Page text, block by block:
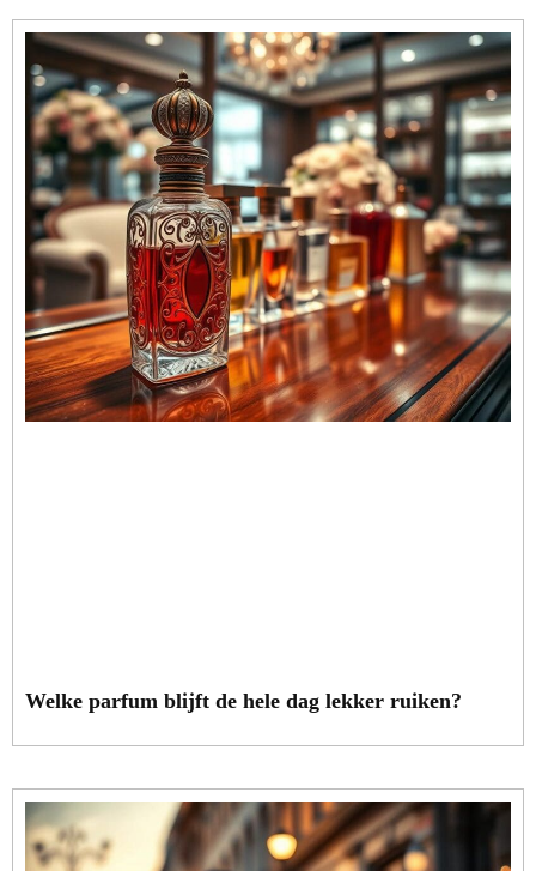
Welke parfum blijft de hele dag lekker ruiken?